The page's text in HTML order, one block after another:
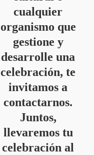
cualquier
organismo que
gestione y
desarrolle una
celebración, te
invitamos a
contactarnos.
Juntos,
llevaremos tu
celebración al